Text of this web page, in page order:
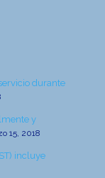
durante
y
15, 2018
incluye